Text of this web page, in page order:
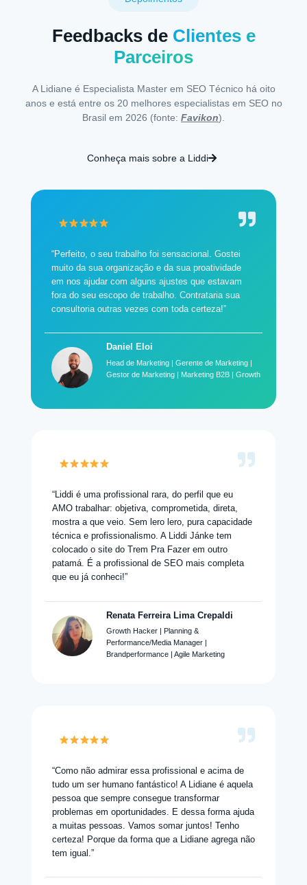
Feedbacks de Clientes e
Parceiros
A Lidiane é Especialista Master em SEO Técnico há oito
anos e está entre os 20 melhores especialistas em SEO no
Brasil em 2026 (fonte: Favikon).
Conheça mais sobre a Liddi
“Perfeito, o seu trabalho foi sensacional. Gostei
muito da sua organização e da sua proatividade
em nos ajudar com alguns ajustes que estavam
fora do seu escopo de trabalho. Contrataria sua
consultoria outras vezes com toda certeza!”
Daniel Eloi
Head de Marketing | Gerente de Marketing |
Gestor de Marketing | Marketing B2B | Growth
“Liddi é uma profissional rara, do perfil que eu
AMO trabalhar: objetiva, comprometida, direta,
mostra a que veio. Sem lero lero, pura capacidade
técnica e profissionalismo. A Liddi Jánke tem
colocado o site do Trem Pra Fazer em outro
patamá. É a profissional de SEO mais completa
que eu já conheci!”
Renata Ferreira Lima Crepaldi
Growth Hacker | Planning &
Performance/Media Manager |
Brandperformance | Agile Marketing
“Como não admirar essa profissional e acima de
tudo um ser humano fantástico! A Lidiane é aquela
pessoa que sempre consegue transformar
problemas em oportunidades. E dessa forma ajuda
a muitas pessoas. Vamos somar juntos! Tenho
certeza! Porque da forma que a Lidiane agrega não
tem igual.”